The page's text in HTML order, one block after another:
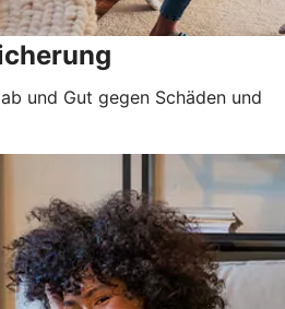
und Gut gegen Schäden und